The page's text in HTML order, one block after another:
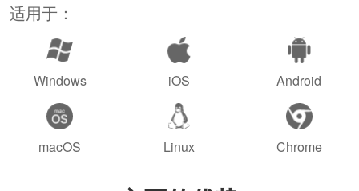
适用于：
Windows iOS Android
macOS Linux Chrome